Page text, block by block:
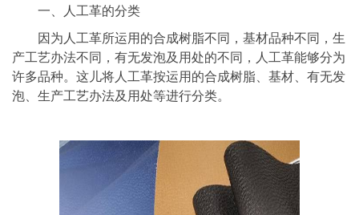
一、人工革的分类
因为人工革所运用的合成树脂不同，基材品种不同，生
产工艺办法不同，有无发泡及用处的不同，人工革能够分为
许多品种。这儿将人工革按运用的合成树脂、基材、有无发
泡、生产工艺办法及用处等进行分类。